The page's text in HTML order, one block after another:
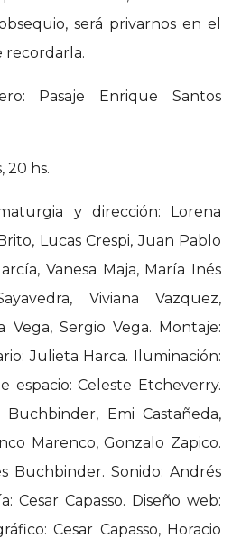
será privarnos en el
Pasaje Enrique Santos
20 hs.
y dirección: Lorena
Lucas Crespi, Juan Pablo
Vanesa Maja, María Inés
Viviana Vazquez,
Vega, Sergio Vega. Montaje:
Julieta Harca. Iluminación:
espacio: Celeste Etcheverry.
Buchbinder, Emi Castañeda,
Marenco, Gonzalo Zapico.
Buchbinder. Sonido: Andrés
Cesar Capasso. Diseño web:
Cesar Capasso, Horacio